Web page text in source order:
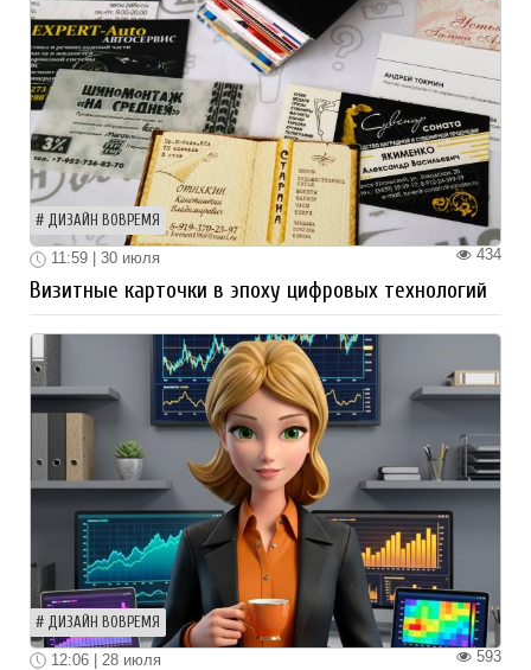
ДИЗАЙН ВОВРЕМЯ
434
11:59 | 30 июля
Визитные карточки в эпоху цифровых технологий
ДИЗАЙН ВОВРЕМЯ
593
12:06 | 28 июля